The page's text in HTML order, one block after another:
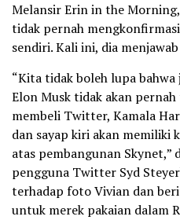
Melansir Erin in the
tidak pernah
sendiri. Kali ini, dia
“Kita tidak boleh lupa
Elon Musk tidak akan
membeli Twitter, Kamala
dan sayap kiri akan
atas pembangunan Skynet,”
pengguna Twitter Syd
terhadap foto Vivian dan
untuk merek pakaian dalam